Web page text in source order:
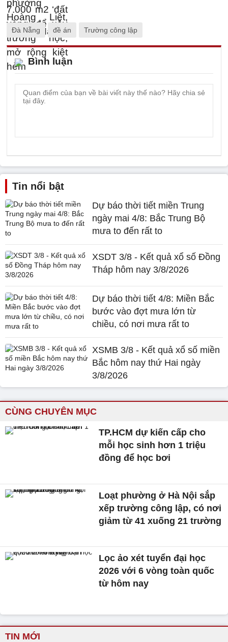
Đà Nẵng đề án Trường công lập
Bình luận
Tin nổi bật
Dự báo thời tiết miền Trung
ngày mai 4/8: Bắc Trung Bộ
mưa to đến rất to
XSDT 3/8 - Kết quả xổ số Đồng
Tháp hôm nay 3/8/2026
Dự báo thời tiết 4/8: Miền Bắc
bước vào đợt mưa lớn từ
chiều, có nơi mưa rất to
XSMB 3/8 - Kết quả xổ số miền
Bắc hôm nay thứ Hai ngày
3/8/2026
CÙNG CHUYÊN MỤC
TP.HCM dự kiến cấp cho
mỗi học sinh hơn 1 triệu
đồng để học bơi
Loạt phường ở Hà Nội sắp
xếp trường công lập, có nơi
giảm từ 41 xuống 21 trường
Lọc ảo xét tuyển đại học
2026 với 6 vòng toàn quốc
từ hôm nay
TIN MỚI